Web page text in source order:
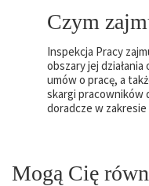
Czym
Inspekcja Pracy
obszary jej
umów o pracę, a
skargi pracowników
doradcze w
Mogą Cię